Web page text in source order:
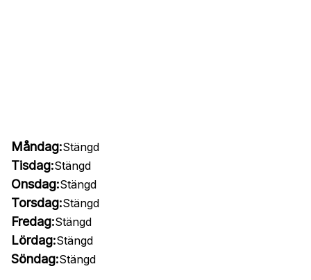
Måndag:Stängd
Tisdag:Stängd
Onsdag:Stängd
Torsdag:Stängd
Fredag:Stängd
Lördag:Stängd
Söndag:Stängd